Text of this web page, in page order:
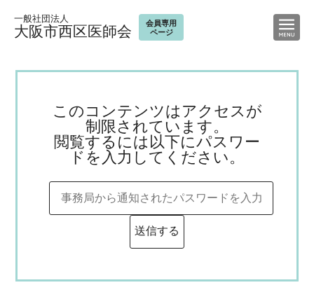
一般社団法人
大阪市西区医師会
会員専用
ページ
このコンテンツはアクセスが
制限されています。
閲覧するには以下にパスワー
ドを入力してください。